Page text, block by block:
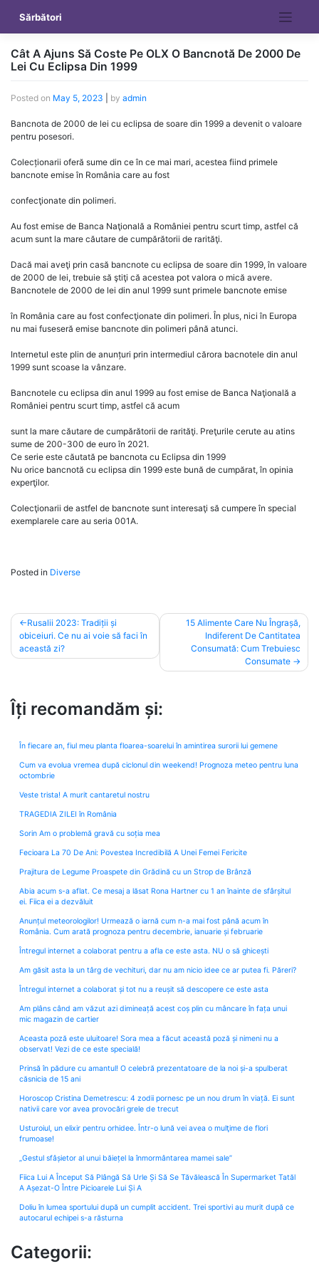
content
Sărbători
Cât A Ajuns Să Coste Pe OLX O Bancnotă De 2000 De
Lei Cu Eclipsa Din 1999
Posted on May 5, 2023 by admin
Bancnota de 2000 de lei cu eclipsa de soare din 1999 a devenit o valoare
pentru posesori.
Colecționarii oferă sume din ce în ce mai mari, acestea fiind primele
bancnote emise în România care au fost
confecţionate din polimeri.
Au fost emise de Banca Naţională a României pentru scurt timp, astfel că
acum sunt la mare căutare de cumpărătorii de rarităţi.
Dacă mai aveţi prin casă bancnote cu eclipsa de soare din 1999, în valoare
de 2000 de lei, trebuie să ştiţi că acestea pot valora o mică avere.
Bancnotele de 2000 de lei din anul 1999 sunt primele bancnote emise
în România care au fost confecţionate din polimeri. În plus, nici în Europa
nu mai fuseseră emise bancnote din polimeri până atunci.
Internetul este plin de anunțuri prin intermediul cărora bacnotele din anul
1999 sunt scoase la vânzare.
Bancnotele cu eclipsa din anul 1999 au fost emise de Banca Naţională a
României pentru scurt timp, astfel că acum
sunt la mare căutare de cumpărătorii de rarităţi. Preţurile cerute au atins
sume de 200-300 de euro în 2021.
Ce serie este căutată pe bancnota cu Eclipsa din 1999
Nu orice bancnotă cu eclipsa din 1999 este bună de cumpărat, în opinia
experţilor.
Colecţionarii de astfel de bancnote sunt interesaţi să cumpere în special
exemplarele care au seria 001A.
Posted in Diverse
Post
navigation
Rusalii 2023: Tradiții și
obiceiuri. Ce nu ai voie să faci în
această zi?
15 Alimente Care Nu Îngrașă,
Indiferent De Cantitatea
Consumată: Cum Trebuiesc
Consumate
Îți recomandăm și:
În fiecare an, fiul meu planta floarea-soarelui în amintirea surorii lui gemene
Cum va evolua vremea după ciclonul din weekend! Prognoza meteo pentru luna
octombrie
Veste trista! A murit cantaretul nostru
TRAGEDIA ZILEI în România
Sorin Am o problemă gravă cu soția mea
Fecioara La 70 De Ani: Povestea Incredibilă A Unei Femei Fericite
Prajitura de Legume Proaspete din Grădină cu un Strop de Brânză
Abia acum s-a aflat. Ce mesaj a lăsat Rona Hartner cu 1 an înainte de sfârșitul
ei. Fiica ei a dezvăluit
Anunțul meteorologilor! Urmează o iarnă cum n-a mai fost până acum în
România. Cum arată prognoza pentru decembrie, ianuarie și februarie
Întregul internet a colaborat pentru a afla ce este asta. NU o să ghicești
Am găsit asta la un târg de vechituri, dar nu am nicio idee ce ar putea fi. Păreri?
Întregul internet a colaborat și tot nu a reușit să descopere ce este asta
Am plâns când am văzut azi dimineață acest coș plin cu mâncare în fața unui
mic magazin de cartier
Aceasta poză este uluitoare! Sora mea a făcut această poză și nimeni nu a
observat! Vezi de ce este specială!
Prinsă în pădure cu amantul! O celebră prezentatoare de la noi și-a spulberat
căsnicia de 15 ani
Horoscop Cristina Demetrescu: 4 zodii pornesc pe un nou drum în viață. Ei sunt
nativii care vor avea provocări grele de trecut
Usturoiul, un elixir pentru orhidee. Într-o lună vei avea o mulţime de flori
frumoase!
„Gestul sfâșietor al unui băiețel la înmormântarea mamei sale”
Fiica Lui A Început Să Plângă Să Urle Și Să Se Tăvălească În Supermarket Tatăl
A Așezat-O Între Picioarele Lui Și A
Doliu în lumea sportului după un cumplit accident. Trei sportivi au murit după ce
autocarul echipei s-a răsturna
Categorii: